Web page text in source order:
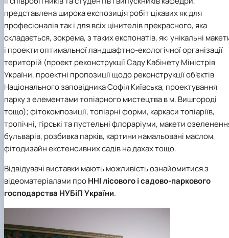
Іноземні мови
Працевлаштування
Їдальні та буфети
Студентські квитки
Центр вивчення мов
Психологічна підтримка
Інклюзивне середовище
Рада молодих вчених
Наукові школи
Стартап школа НУБіП України
Методичні рекомендації, пам'ятки
Форми документів
Патентно-ліцензійна діяльність
ЦКНО «Агропромисловий комплекс, лісове і
садово-паркове господарство, ветеринарна
медицина»
Обладнання НУБіП України
Біоетична комісія
Наукові видання
Досліднику та автору
Звіт про проведення НТЗ
Наукові журнали НУБіП України
Наукові журнали НУБіП України (English)
Пам'ятка про проведення науково-
заходів
Порядок планування та організації
проведення НТЗ
Результати науково-технічних заходів
Монографії
Наука для бізнесу
Каталог наукових послуг
«SEB-2024»
«SEB-2025»
Наглядова рада
Рада роботодавців
Благодійний фонд «Голосіївська ініціатива
2020»
Історія університету
Видатні випускники та працівники
Звіт ректора
Пам'яті захисників України
Почесні доктори і професори НУБіП України
Пресслужба
Університетський кур'єр
Вибори ректора
Програма розвитку університету
ініціатива – 2025»
Доступ до публічної інформації
Державні закупівлі
Офіційна символіка
Антикорупційні заходи
Уповноважена особа з питань запобігання
виявлення корупції
Положення про антикорупційного
уповноваженого НУБіП України
Національні нормативно-правові акти
Нормативно-правові акти НУБіП України
Інформаційні ресурси НАЗК
Методичні роз’яснення НАЗК
Антикорупційні заходи
Гендерна радниця
Контактна інформація
представлена широка експозиція робіт цікавих як для
професіоналів так і для всіх цінителів прекрасного, яка
складається, зокрема, з таких експонатів, як: унікальні
і проекти оптимальної ландшафтно-екологічної організації
територій (проект реконструкції Саду Кабінету Міністрів
України, проектні пропозиції щодо реконструкції об’єктів
Національного заповідника Софія Київська, проектування
парку з елементами топіарного мистецтва в м. Вишгороді
тощо); фітокомпозиції, топіарні форми, каркаси топіаріїв,
тропічні, гірські та пустельні флораріуми, макети
бульварів, розбивка парків, картини намальовані маслом,
фітодизайн екстенсивних садів на дахах тощо.
Відвідувачі виставки мають можливість ознайомитися з
відеоматеріалами проННІ лісового і садово-паркового
господарства НУБіП України.